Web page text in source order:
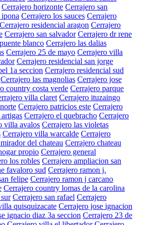
Cerrajero horizonte Cerrajero san
Cerrajero los sauces Cerrajero
Cerrajero residencial aragon Cerrajero
Cerrajero san salvador Cerrajero dr rene
blanco Cerrajero las dalias
Cerrajero 25 de mayo Cerrajero villa
Cerrajero residencial san jorge
1a seccion Cerrajero residencial sud
Cerrajero las magnolias Cerrajero jose
country costa verde Cerrajero parque
villa claret Cerrajero ituzaingo
Cerrajero patricios este Cerrajero
Cerrajero el quebracho Cerrajero
villa avalos Cerrajero las violetas
Cerrajero villa warcalde Cerrajero
del chateau Cerrajero chateau
propio Cerrajero general
los robles Cerrajero ampliacion san
favaloro sud Cerrajero ramon j.
felipe Cerrajero ramon j carcano
Cerrajero country lomas de la carolina
Cerrajero san rafael Cerrajero
quisquizacate Cerrajero jose ignacion
ignacio diaz 3a seccion Cerrajero 23 de